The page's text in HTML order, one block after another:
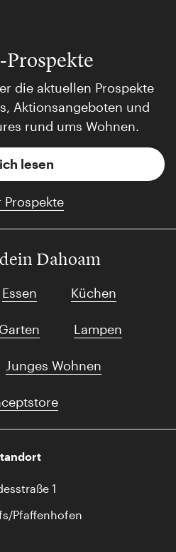
die aktuellen Prospekte
Aktionsangeboten und
rund ums Wohnen.
lesen
Prospekte
Dahoam
Essen Küchen
Garten Lampen
Junges Wohnen
1
Pfaffenhofen